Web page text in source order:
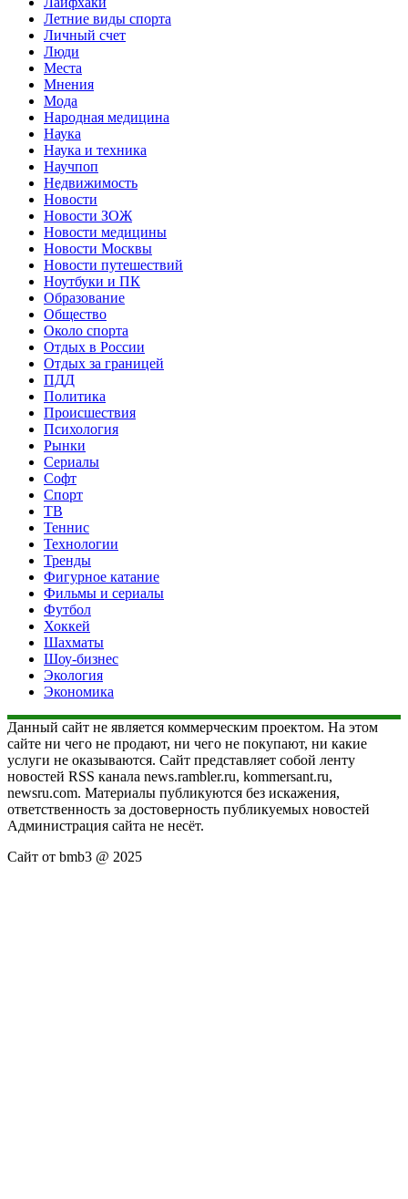
Летние виды спорта
Личный счет
Люди
Места
Мнения
Мода
Народная медицина
Наука
Наука и техника
Научпоп
Недвижимость
Новости
Новости ЗОЖ
Новости медицины
Новости Москвы
Новости путешествий
Ноутбуки и ПК
Образование
Общество
Около спорта
Отдых в России
Отдых за границей
ПДД
Политика
Происшествия
Психология
Рынки
Сериалы
Софт
Спорт
ТВ
Теннис
Технологии
Тренды
Фигурное катание
Фильмы и сериалы
Футбол
Хоккей
Шахматы
Шоу-бизнес
Экология
Экономика
Данный сайт не является коммерческим проектом. На этом
сайте ни чего не продают, ни чего не покупают, ни какие
услуги не оказываются. Сайт представляет собой ленту
новостей RSS канала news.rambler.ru, kommersant.ru,
newsru.com. Материалы публикуются без искажения,
ответственность за достоверность публикуемых новостей
Администрация сайта не несёт.
Сайт от bmb3 @ 2025